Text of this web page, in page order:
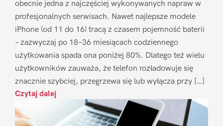
obecnie jedna z najczęściej wykonywanych napraw w
profesjonalnych serwisach. Nawet najlepsze modele
iPhone (od 11 do 16) tracą z czasem pojemność baterii
– zazwyczaj po 18–36 miesiącach codziennego
użytkowania spada ona poniżej 80%. Dlatego też wielu
użytkowników zauważa, że telefon rozładowuje się
znacznie szybciej, przegrzewa się lub wyłącza przy […]
Czytaj dalej